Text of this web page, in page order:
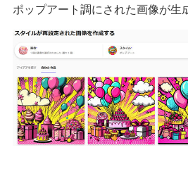
ポップアート調にされた画像が生